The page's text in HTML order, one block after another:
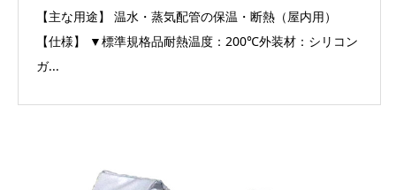
【主な用途】 温水・蒸気配管の保温・断熱（屋内用）
【仕様】 ▼標準規格品耐熱温度：200℃外装材：シリコン
ガ...